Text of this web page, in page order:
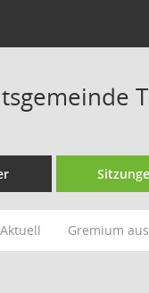
Aktuell Gremium